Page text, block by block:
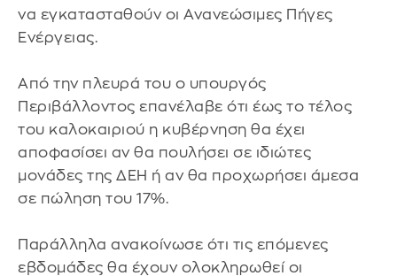
να εγκατασταθούν οι Ανανεώσιμες Πήγες
Ενέργειας.
Από την πλευρά του ο υπουργός
Περιβάλλοντος επανέλαβε ότι έως το τέλος
του καλοκαιριού η κυβέρνηση θα έχει
αποφασίσει αν θα πουλήσει σε ιδιώτες
μονάδες της ΔΕΗ ή αν θα προχωρήσει άμεσα
σε πώληση του 17%.
Παράλληλα ανακοίνωσε ότι τις επόμενες
εβδομάδες θα έχουν ολοκληρωθεί οι